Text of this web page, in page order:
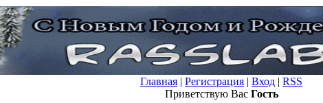
Главная | Регистрация | Вход | RSS
Приветствую Вас Гость